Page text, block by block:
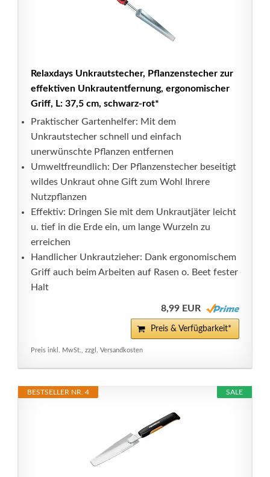
Relaxdays Unkrautstecher, Pflanzenstecher zur
effektiven Unkrautentfernung, ergonomischer
Griff, L: 37,5 cm, schwarz-rot*
Praktischer Gartenhelfer: Mit dem
Unkrautstecher schnell und einfach
unerwünschte Pflanzen entfernen
Umweltfreundlich: Der Pflanzenstecher beseitigt
wildes Unkraut ohne Gift zum Wohl Ihrere
Nutzpflanzen
Effektiv: Dringen Sie mit dem Unkrautjäter leicht
u. tief in die Erde ein, um lange Wurzeln zu
erreichen
Handlicher Unkrautzieher: Dank ergonomischem
Griff auch beim Arbeiten auf Rasen o. Beet fester
Halt
8,99 EUR
Preis & Verfügbarkeit*
Preis inkl. MwSt., zzgl. Versandkosten
SALE
BESTSELLER NR. 4